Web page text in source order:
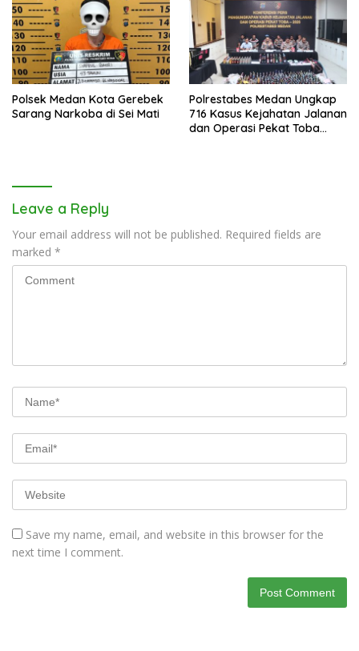
Polsek Medan Kota Gerebek
Sarang Narkoba di Sei Mati
Polrestabes Medan Ungkap
716 Kasus Kejahatan Jalanan
dan Operasi Pekat Toba
Leave a Reply
Your email address will not be published. Required fields are
marked *
Save my name, email, and website in this browser for the
next time I comment.